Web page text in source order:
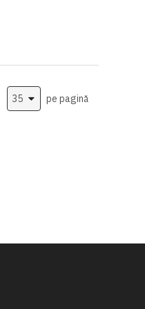
pe pagină